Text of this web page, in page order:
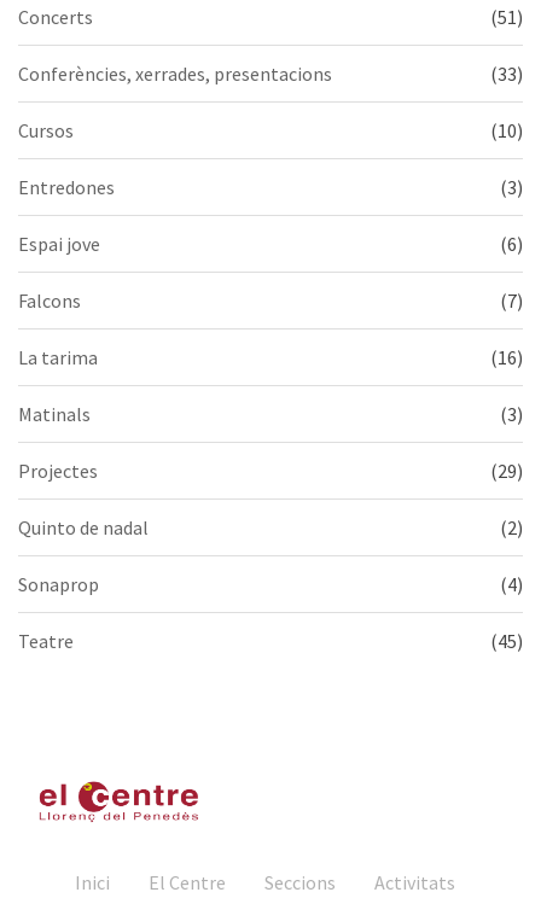
Concerts (51)
Conferències, xerrades, presentacions (33)
Cursos (10)
Entredones (3)
Espai jove (6)
Falcons (7)
La tarima (16)
Matinals (3)
Projectes (29)
Quinto de nadal (2)
Sonaprop (4)
Teatre (45)
Inici El Centre Seccions
Activitats